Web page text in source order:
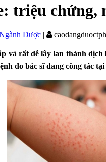
triệu chứng,
Dược |
và rất dễ lây lan thành
do bác sĩ đang công tác tại